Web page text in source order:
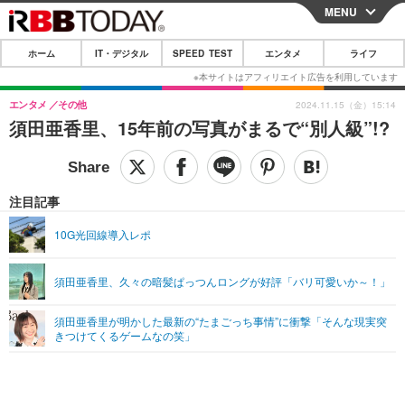
CLOSE
ホーム
IT・デジタル
IT・デジタルTOP スマートフォン
ネタ ガジェット・ツール
SPEED TEST
エンタメ
音楽 スポーツ
グラビア ブログ
ライフ
ペット ショッピング
その他
リリース一覧
プッシュ通知の停止方法
MENU
ホーム IT・デジタル SPEED TEST エンタメ ライフ
須田亜香里、15年前の写真がまるで“別人級”!?
エンタメ その他
注目記事
10G光回線導入レポ
須田亜香里、久々の暗髪ぱっつんロングが好評「バリ可愛いか～！」
須田亜香里が明かした最新の“たまごっち事情”に衝撃「そんな現実突
きつけてくるゲームなの笑」
2024.11.15（金）15:14